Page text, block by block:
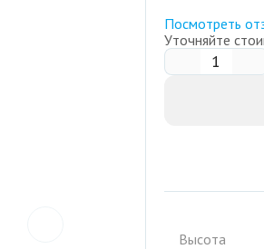
Посмотреть
Уточняйте
Высота